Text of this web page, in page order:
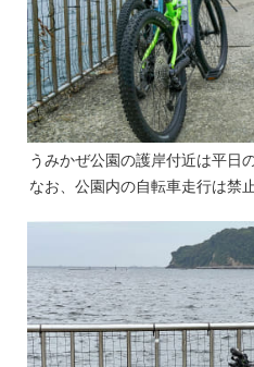
うみかぜ公園の護岸付近は平日
なお、公園内の自転車走行は禁